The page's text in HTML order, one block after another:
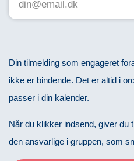
Din tilmelding som engageret
ikke er bindende. Det er altid i
passer i din kalender.
Når du klikker indsend, giver du
den ansvarlige i gruppen, som